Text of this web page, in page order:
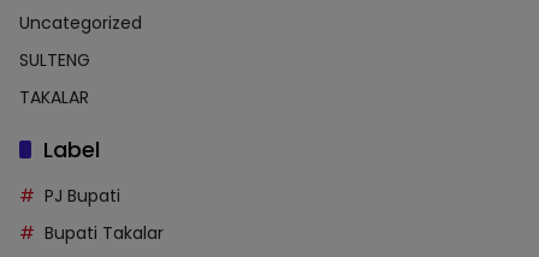
Uncategorized
SULTENG
TAKALAR
Label
PJ Bupati
Bupati Takalar